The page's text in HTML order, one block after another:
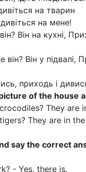
на тварин
на мене!
Він на кухні,
Він у підвалі,
приходь і
of the house
They are
They are in
say the correct
- Yes, there is.